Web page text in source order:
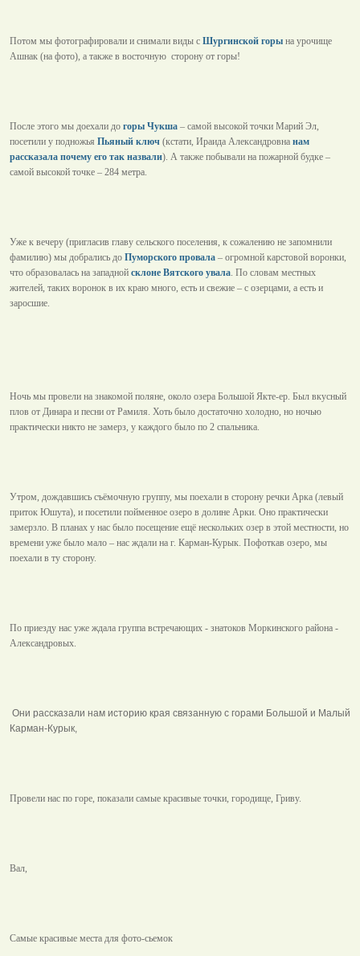
Потом мы фотографировали и снимали виды с Шургинской горы на урочище
Ашнак (на фото), а также в восточную сторону от горы!
После этого мы доехали до горы Чукша – самой высокой точки Марий Эл,
посетили у подножья Пьяный ключ (кстати, Ираида Александровна нам
рассказала почему его так назвали). А также побывали на пожарной будке –
самой высокой точке – 284 метра.
Уже к вечеру (пригласив главу сельского поселения, к сожалению не запомнили
фамилию) мы добрались до Пуморского провала – огромной карстовой воронки,
что образовалась на западной склоне Вятского увала. По словам местных
жителей, таких воронок в их краю много, есть и свежие – с озерцами, а есть и
заросшие.
Ночь мы провели на знакомой поляне, около озера Большой Якте-ер. Был вкусный
плов от Динара и песни от Рамиля. Хоть было достаточно холодно, но ночью
практически никто не замерз, у каждого было по 2 спальника.
Утром, дождавшись съёмочную группу, мы поехали в сторону речки Арка (левый
приток Юшута), и посетили пойменное озеро в долине Арки. Оно практически
замерзло. В планах у нас было посещение ещё нескольких озер в этой местности, но
времени уже было мало – нас ждали на г. Карман-Курык. Пофоткав озеро, мы
поехали в ту сторону.
По приезду нас уже ждала группа встречающих - знатоков Моркинского района -
Александровых.
Они рассказали нам историю края связанную с горами Большой и Малый
Карман-Курык,
Провели нас по горе, показали самые красивые точки, городище, Гриву.
Вал,
Самые красивые места для фото-сьемок